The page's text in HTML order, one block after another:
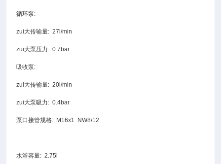
循环泵:
zui大传输量: 27l/min
zui大泵压力: 0.7bar
吸收泵:
zui大传输量: 20l/min
zui大泵吸力: 0.4bar
泵口接管规格: M16x1 NW8/12
水浴容量: 2.75l